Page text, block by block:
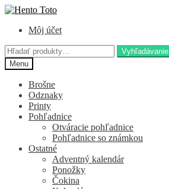
Preskočiť
navigáciu
Preskočiť
obsah
Môj účet
Hľadať:
Vyhľadávanie
Menu
Brošne
Odznaky
Printy
Pohľadnice
Otváracie pohľadnice
Pohľadnice so známkou
Ostatné
Adventný kalendár
Ponožky
Čokina